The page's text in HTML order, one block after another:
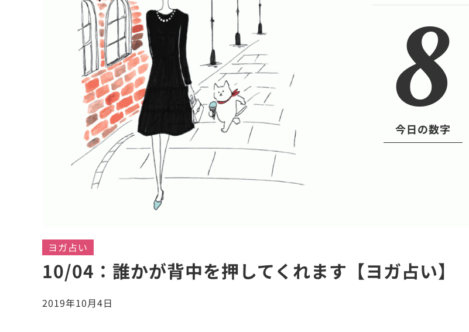
8
今日の数字
ヨガ占い
10/04：誰かが背中を押してくれます【ヨガ占い】
2019年10月4日